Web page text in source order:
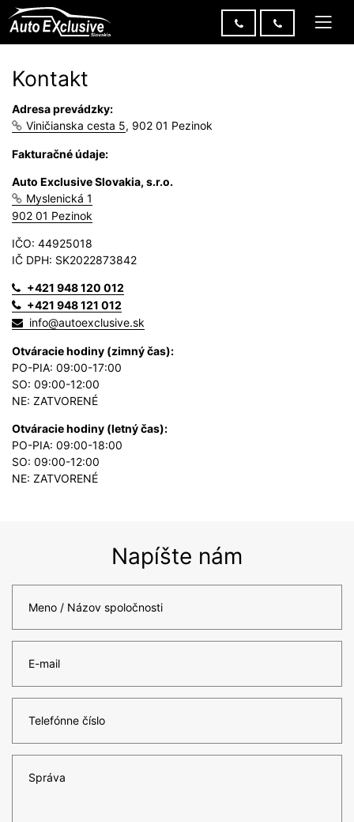
Kontakt
Adresa prevádzky:
Viničianska cesta 5, 902 01 Pezinok
Fakturačné údaje:
Auto Exclusive Slovakia, s.r.o.
Myslenická 1
902 01 Pezinok
IČO: 44925018
IČ DPH: SK2022873842
+421 948 120 012
+421 948 121 012
info@autoexclusive.sk
Otváracie hodiny (zimný čas):
PO-PIA: 09:00-17:00
SO: 09:00-12:00
NE: ZATVORENÉ
Otváracie hodiny (letný čas):
PO-PIA: 09:00-18:00
SO: 09:00-12:00
NE: ZATVORENÉ
Napíšte nám
Meno / Názov spoločnosti
E-mail
Telefónne číslo
Správa